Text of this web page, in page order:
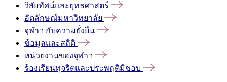
วิสัยทัศน์และยุทธศาสตร์
อัตลักษณ์มหาวิทยาลัย
จุฬาฯ กับความยั่งยืน
ข้อมูลและสถิติ
หน่วยงานของจุฬาฯ
ร้องเรียนทุจริตและประพฤติมิชอบ